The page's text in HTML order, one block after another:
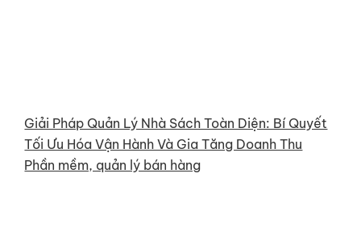
Giải Pháp Quản Lý Nhà Sách Toàn Diện: Bí Quyết
Tối Ưu Hóa Vận Hành Và Gia Tăng Doanh Thu
Phần mềm, quản lý bán hàng